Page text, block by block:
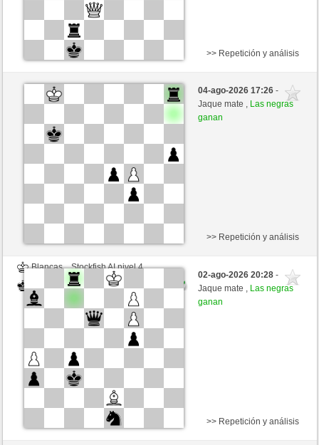
Blancas
Stockfish AI nivel 4
Negras
>> Repetición y análisis
04-ago-2026 17:26-
Jaque mate , Las negras
ganan
Blancas
Stockfish AI nivel 4
congcomayo (1460)
>> Repetición y análisis
02-ago-2026 20:28-
Jaque mate , Las negras
ganan
>> Repetición y análisis